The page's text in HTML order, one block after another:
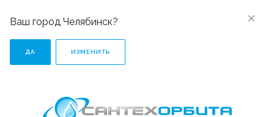
Ваш город Челябинск?
ДА ИЗМЕНИТЬ